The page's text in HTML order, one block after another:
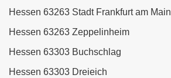
Hessen 63263 Stadt Frankfurt am Main
Hessen 63263 Zeppelinheim
Hessen 63303 Buchschlag
Hessen 63303 Dreieich